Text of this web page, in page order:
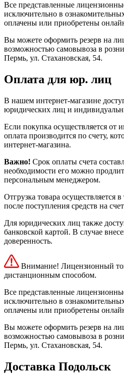
Все представленные
исключительно в
оплачены или приобретены
Вы можете оформить резерв на
возможностью самовывоза в
Пермь, ул. Стахановская, 54.
Оплата для юр. лиц
В нашем интернет-магазине
юридических лиц и
Если покупка осуществляется от
оплата производится по счету,
интернет-магазина.
Важно! Срок оплаты счета
необходимости его можно
персональным менеджером.
Отгрузка товара осуществляется
после поступления средств на
Для юридических лиц также
банковской картой. В случае
доверенность.
Внимание! Лицензионный
дистанционным способом.
Все представленные
исключительно в
оплачены или приобретены
Вы можете оформить резерв на
возможностью самовывоза в
Пермь, ул. Стахановская, 54.
Доставка Подольск